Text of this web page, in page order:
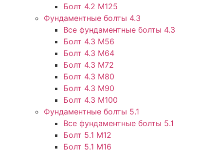
Болт 4.2 М125
Фундаментные болты 4.3
Все фундаментные болты 4.3
Болт 4.3 М56
Болт 4.3 М64
Болт 4.3 М72
Болт 4.3 М80
Болт 4.3 М90
Болт 4.3 М100
Фундаментные болты 5.1
Все фундаментные болты 5.1
Болт 5.1 М12
Болт 5.1 М16